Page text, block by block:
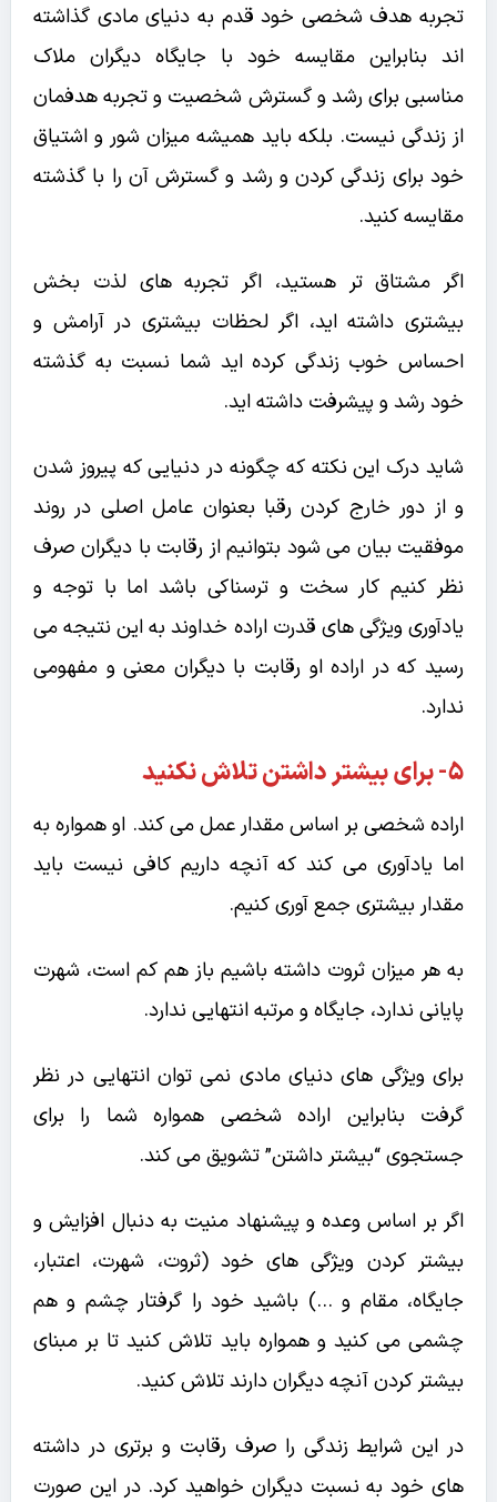
تجربه هدف شخصی خود قدم به دنیای مادی گذاشته
اند بنابراین مقایسه خود با جایگاه دیگران ملاک
مناسبی برای رشد و گسترش شخصیت و تجربه هدفمان
از زندگی نیست. بلکه باید همیشه میزان شور و اشتیاق
خود برای زندگی کردن و رشد و گسترش آن را با گذشته
مقایسه کنید.
اگر مشتاق تر هستید، اگر تجربه های لذت بخش
بیشتری داشته اید، اگر لحظات بیشتری در آرامش و
احساس خوب زندگی کرده اید شما نسبت به گذشته
خود رشد و پیشرفت داشته اید.
شاید درک این نکته که چگونه در دنیایی که پیروز شدن
و از دور خارج کردن رقبا بعنوان عامل اصلی در روند
موفقیت بیان می شود بتوانیم از رقابت با دیگران صرف
نظر کنیم کار سخت و ترسناکی باشد اما با توجه و
یادآوری ویژگی های قدرت اراده خداوند به این نتیجه می
رسید که در اراده او رقابت با دیگران معنی و مفهومی
ندارد.
۵- برای بیشتر داشتن تلاش نکنید
اراده شخصی بر اساس مقدار عمل می کند. او همواره به
اما یادآوری می کند که آنچه داریم کافی نیست باید
مقدار بیشتری جمع آوری کنیم.
به هر میزان ثروت داشته باشیم باز هم کم است، شهرت
پایانی ندارد، جایگاه و مرتبه انتهایی ندارد.
برای ویژگی های دنیای مادی نمی توان انتهایی در نظر
گرفت بنابراین اراده شخصی همواره شما را برای
جستجوی “بیشتر داشتن” تشویق می کند.
اگر بر اساس وعده و پیشنهاد منیت به دنبال افزایش و
بیشتر کردن ویژگی های خود (ثروت، شهرت، اعتبار،
جایگاه، مقام و …) باشید خود را گرفتار چشم و هم
چشمی می کنید و همواره باید تلاش کنید تا بر مبنای
بیشتر کردن آنچه دیگران دارند تلاش کنید.
در این شرایط زندگی را صرف رقابت و برتری در داشته
های خود به نسبت دیگران خواهید کرد. در این صورت